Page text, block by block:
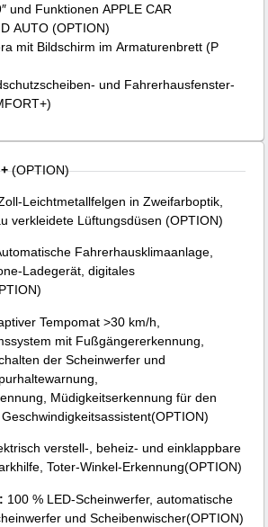
und Funktionen APPLE CAR
AUTO (OPTION)
mit Bildschirm im Armaturenbrett (P
und Fahrerhausfenster-
+(OPTION)
Leichtmetallfelgen in Zweifarboptik,
verkleidete Lüftungsdüsen (OPTION)
Fahrerhausklimaanlage,
Ladegerät, digitales
Tempomat >30 km/h,
mit Fußgängererkennung,
der Scheinwerfer und
Müdigkeitserkennung für den
verstell-, beheiz- und einklappbare
Toter-Winkel-Erkennung(OPTION)
100 % LED-Scheinwerfer, automatische
und Scheibenwischer(OPTION)